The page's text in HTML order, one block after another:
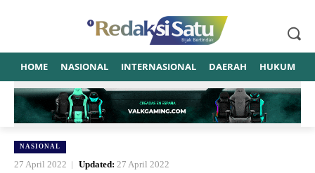
HOME NASIONAL INTERNASIONAL DAERAH HUKUM
NASIONAL
27 April 2022 Updated: 27 April 2022